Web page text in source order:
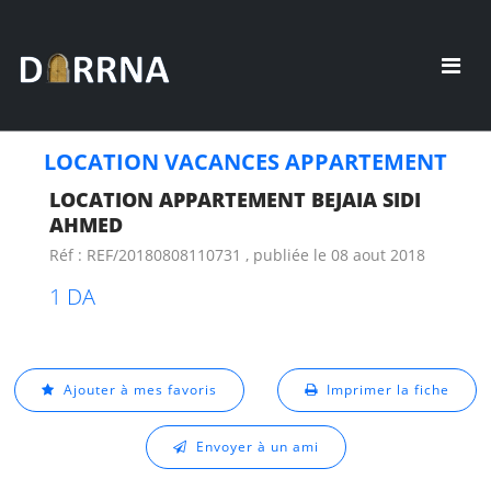
LOCATION VACANCES APPARTEMENT
LOCATION APPARTEMENT BEJAIA SIDI
AHMED
Réf : REF/20180808110731 , publiée le 08 aout 2018
1 DA
Ajouter à mes favoris Imprimer la fiche
Envoyer à un ami